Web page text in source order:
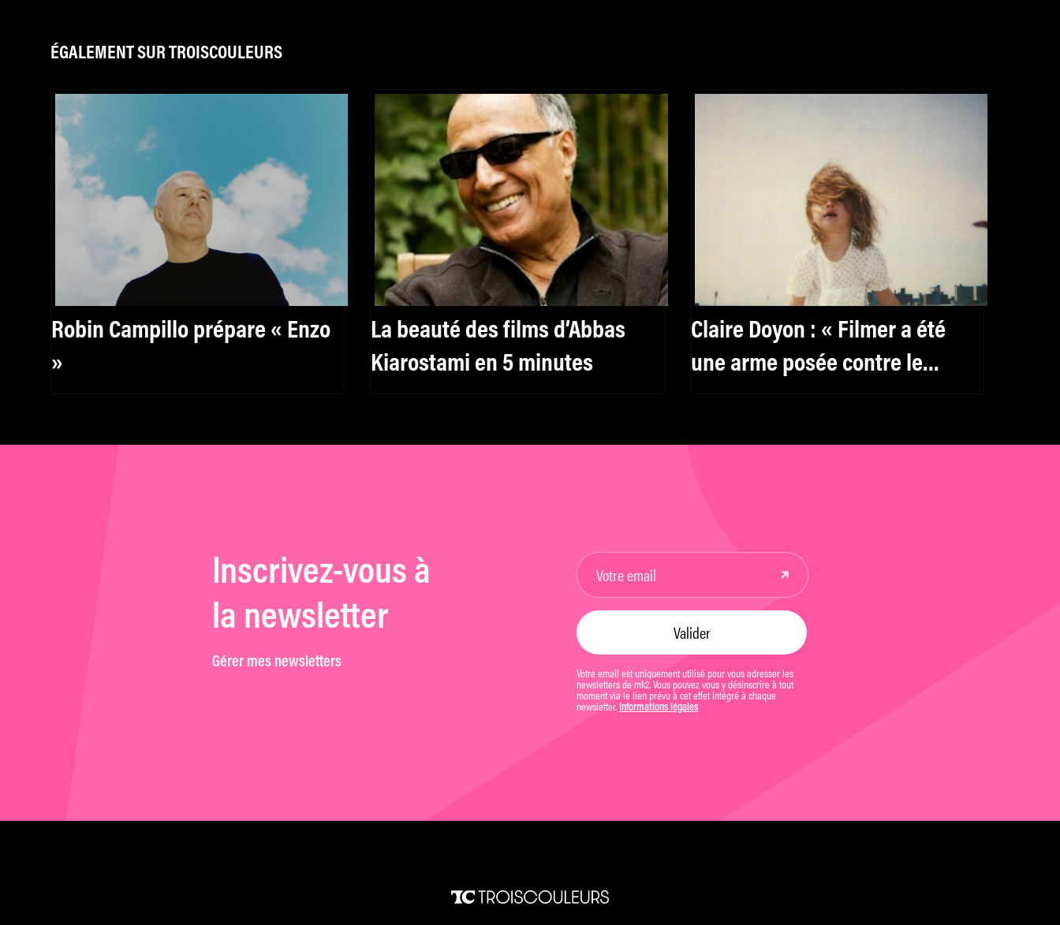
ÉGALEMENT SUR TROISCOULEURS
Robin Campillo prépare « Enzo
»
La beauté des films d’Abbas
Kiarostami en 5 minutes
Claire Doyon : « Filmer a été
une arme posée contre le
Inscrivez-vous à
la newsletter
Gérer mes newsletters
Votre email est uniquement utilisé pour vous adresser les
newsletters de mk2. Vous pouvez vous y désinscrire à tout
moment via le lien prévu à cet effet intégré à chaque
newsletter. Informations légales